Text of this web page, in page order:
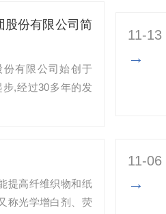
股份有限公司简
有限公司始创于
,经过30多年的发
11-13
→
提高纤维织物和纸
称光学增白剂、荧
11-06
→